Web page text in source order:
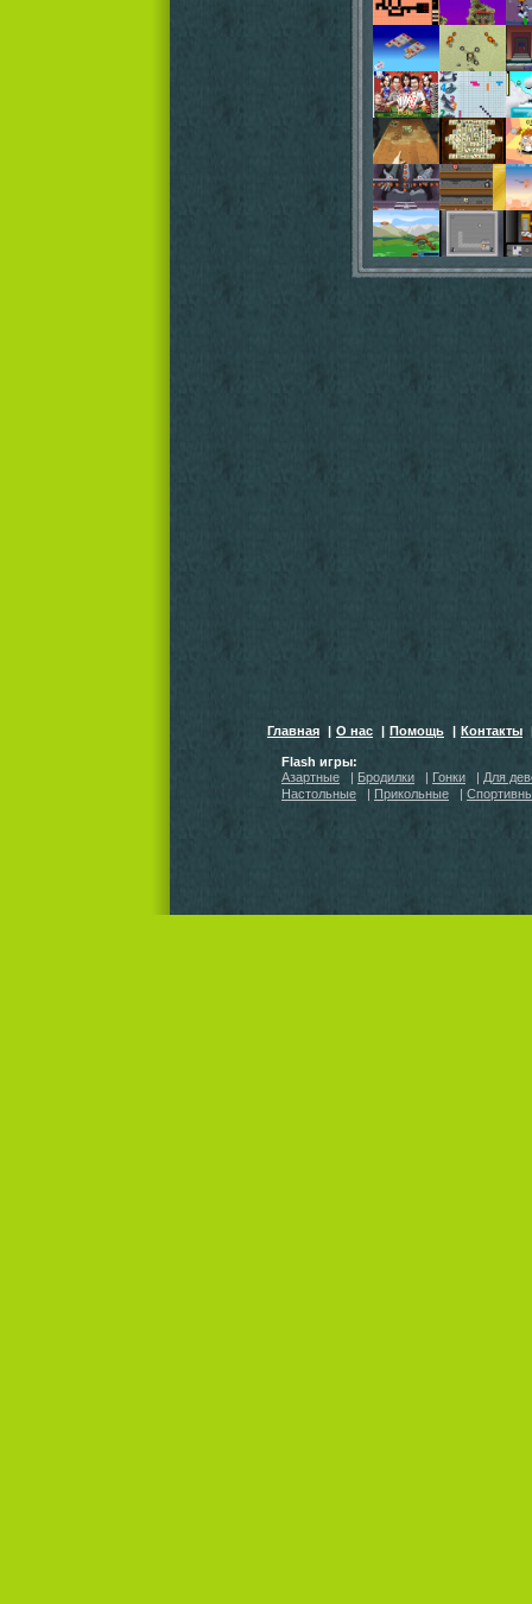
Главная | О нас | Помощь | Контакты
Flash игры:
Азартные
| Бродилки | Гонки | Для
Настольные
| Прикольные |